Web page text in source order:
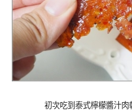
初次吃到泰式檸檬醬汁肉